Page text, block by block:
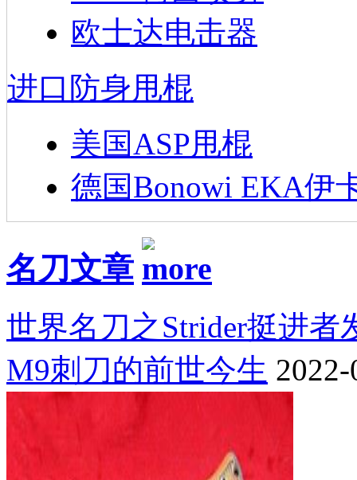
欧士达电击器
进口防身甩棍
美国ASP甩棍
德国Bonowi EKA伊
名刀文章
世界名刀之Strider挺进者
M9刺刀的前世今生